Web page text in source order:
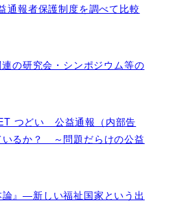
通報者保護制度を調べて比較
の研究会・シンポジウム等の
つどい 公益通報（内部告
いるか？ ～問題だらけの公益
論』―新しい福祉国家という出